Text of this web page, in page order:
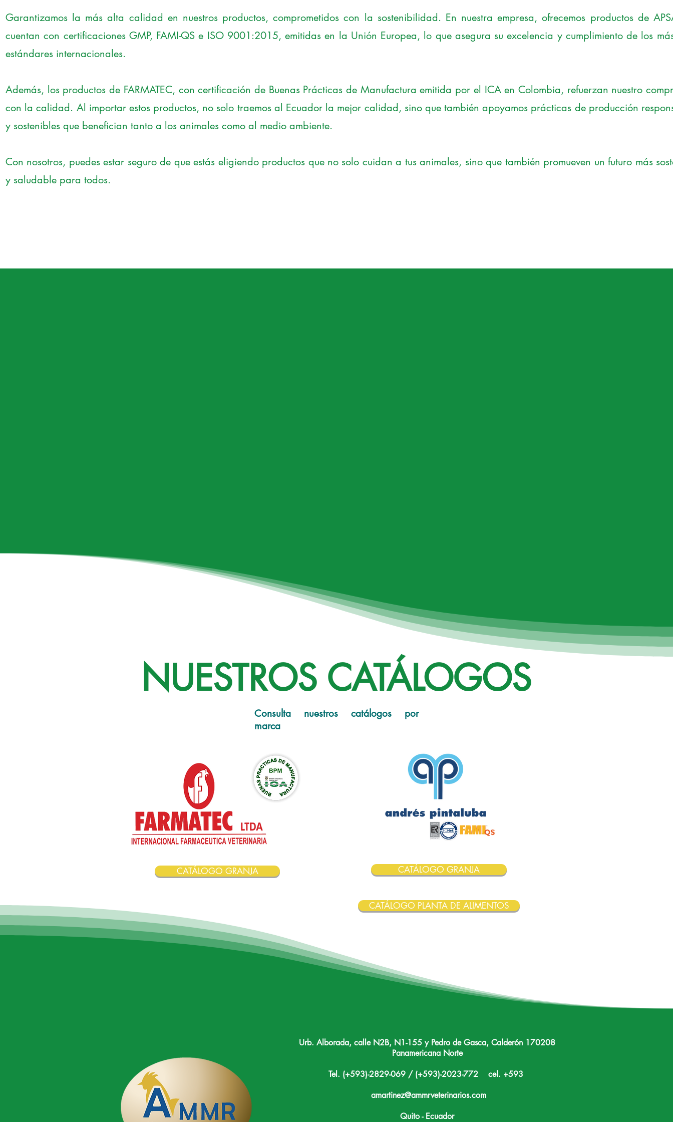
Garantizamos la más alta calidad en nuestros productos, comprometidos con la sostenibilidad. En nuestra empresa, ofrecemos productos de
cuentan con certificaciones GMP, FAMI-QS e ISO 9001:2015, emitidas en la Unión Europea, lo que asegura su excelencia y cumplimiento de los
estándares internacionales.
Además, los productos de FARMATEC, con certificación de Buenas Prácticas de Manufactura emitida por el ICA en Colombia, refuerzan nuestro
con la calidad. Al importar estos productos, no solo traemos al Ecuador la mejor calidad, sino que también apoyamos prácticas de producción
y sostenibles que benefician tanto a los animales como al medio ambiente.
Con nosotros, puedes estar seguro de que estás eligiendo productos que no solo cuidan a tus animales, sino que también promueven un futuro más
y saludable para todos.
NUESTROS CATÁLOGOS
Consulta nuestros catálogos por
marca
CATÁLOGO GRANJA CATÁLOGO GRANJA
CATÁLOGO PLANTA DE ALIMENTOS
Urb. Alborada, calle N2B, N1-155 y Pedro de Gasca, Calderón 170208
Panamericana Norte
Tel. (+593)-2829-069 / (+593)-2023-772 cel. +593
amartinez@ammrveterinarios.com
Quito - Ecuador